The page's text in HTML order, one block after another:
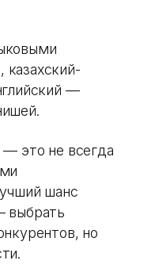
—
— это не всегда
шанс
выбрать
но